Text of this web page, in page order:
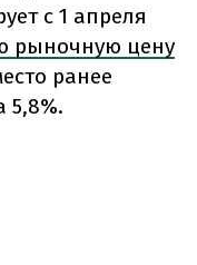
с 1 апреля
рыночную цену
ранее
5,8%.